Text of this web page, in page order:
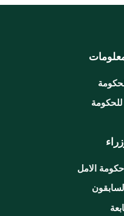
للحكومة
الامل